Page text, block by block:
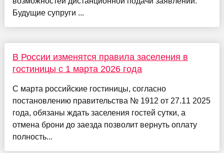
Будущие супруги ...
В России изменятся правила заселения в
гостиницы с 1 марта 2026 года
С марта российские гостиницы, согласно
постановлению правительства № 1912 от 27.11 2025
года, обязаны ждать заселения гостей сутки, а
отмена брони до заезда позволит вернуть оплату
полность...